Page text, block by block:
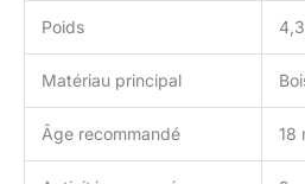
Poids
Matériau principal
Âge recommandé 18